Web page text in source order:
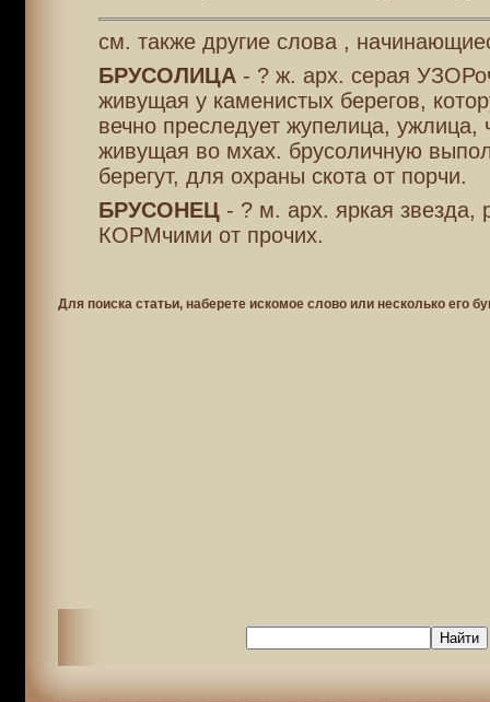
см. также другие слова ,
БРУСОЛИЦА- ? ж. арх. серая
живущая у каменистых берегов,
вечно преследует жупелица, ужлица,
живущая во мхах. брусоличную
берегут, для охраны скота от порчи.
БРУСОНЕЦ- ? м. арх. яркая звезда,
КОРМчими от прочих.
Для поиска статьи, наберете искомое слово или несколько его